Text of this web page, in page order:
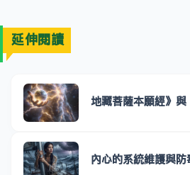
延伸閱讀
地藏菩薩本願經》
內心的系統維護與防